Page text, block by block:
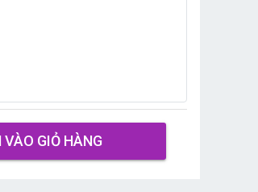
VÀO GIỎ HÀNG